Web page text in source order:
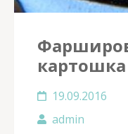
19.09.2016
admin